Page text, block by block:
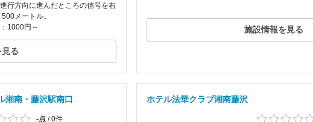
行方向に進んだところの信号を右
メートル。
1000円～
る
施設情報を見る
南・藤沢駅南口
-点 /0件
ホテル法華クラブ湘南藤沢